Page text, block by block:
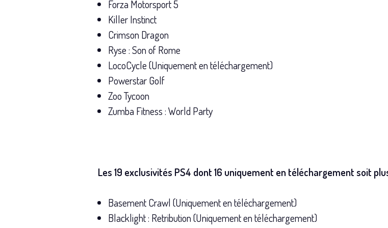
Forza Motorsport 5
Killer Instinct
Crimson Dragon
Ryse : Son of Rome
LocoCycle (Uniquement en téléchargement)
Powerstar Golf
Zoo Tycoon
Zumba Fitness : World Party
Les 19 exclusivités PS4 dont 16 uniquement en téléchargement soit
Basement Crawl (Uniquement en téléchargement)
Blacklight : Retribution (Uniquement en téléchargement)